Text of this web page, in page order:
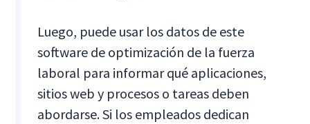
Luego, puede usar los datos de este
software de optimización de la fuerza
laboral para informar qué aplicaciones,
sitios web y procesos o tareas deben
abordarse. Si los empleados dedican